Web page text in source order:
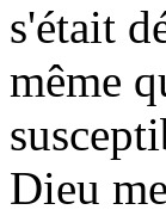
s'était
même
Dieu